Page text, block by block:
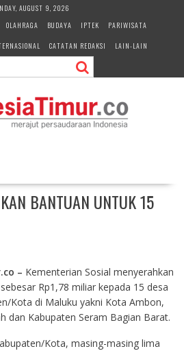
AUGUST 9, 2026
OLAHRAGA BUDAYA IPTEK
PARIWISATA
CATATAN REDAKSI LAIN-LAIN
BANTUAN UNTUK 15
– Kementerian Sosial menyerahkan
Rp1,78 miliar kepada 15 desa
Kota di Maluku yakni Kota Ambon,
dan Kabupaten Seram Bagian Barat.
Kota, masing-masing lima